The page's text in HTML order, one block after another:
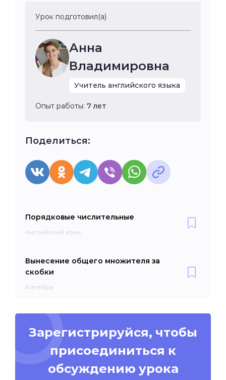
Урок подготовил(а)
Анна
Владимировна
Учитель английского языка
Опыт работы: 7 лет
Поделиться:
Порядковые числительные
Английский язык
Вынесение общего множителя за
скобки
Алгебра
Зарегистрируйся, чтобы
присоединиться к
обсуждению урока